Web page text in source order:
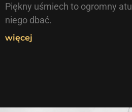
Piękny uśmiech to ogromny
niego dbać.
więcej